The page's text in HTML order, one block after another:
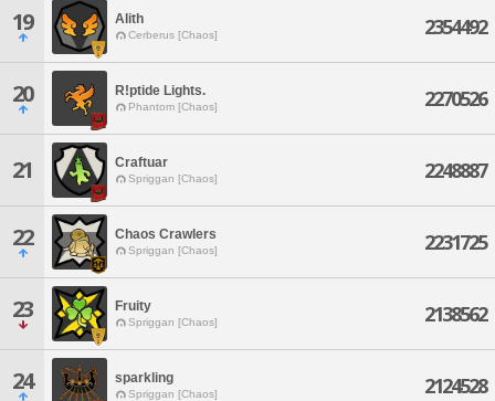
19 Alith
Cerberus [Chaos] 2354492
20 R!ptide Lights.
Phantom [Chaos] 2270526
21 Craftuar
Spriggan [Chaos] 2248887
22 Chaos Crawlers
Spriggan [Chaos] 2231725
23 Fruity
Spriggan [Chaos] 2138562
24 sparkling
Spriggan [Chaos] 2124528